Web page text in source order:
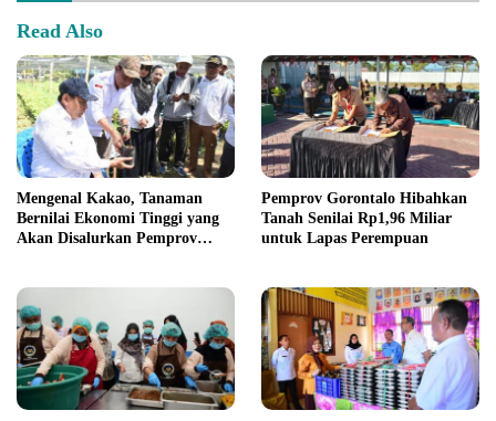
Read Also
Mengenal Kakao, Tanaman
Bernilai Ekonomi Tinggi yang
Akan Disalurkan Pemprov
Pemprov Gorontalo Hibahkan
Tanah Senilai Rp1,96 Miliar
untuk Lapas Perempuan